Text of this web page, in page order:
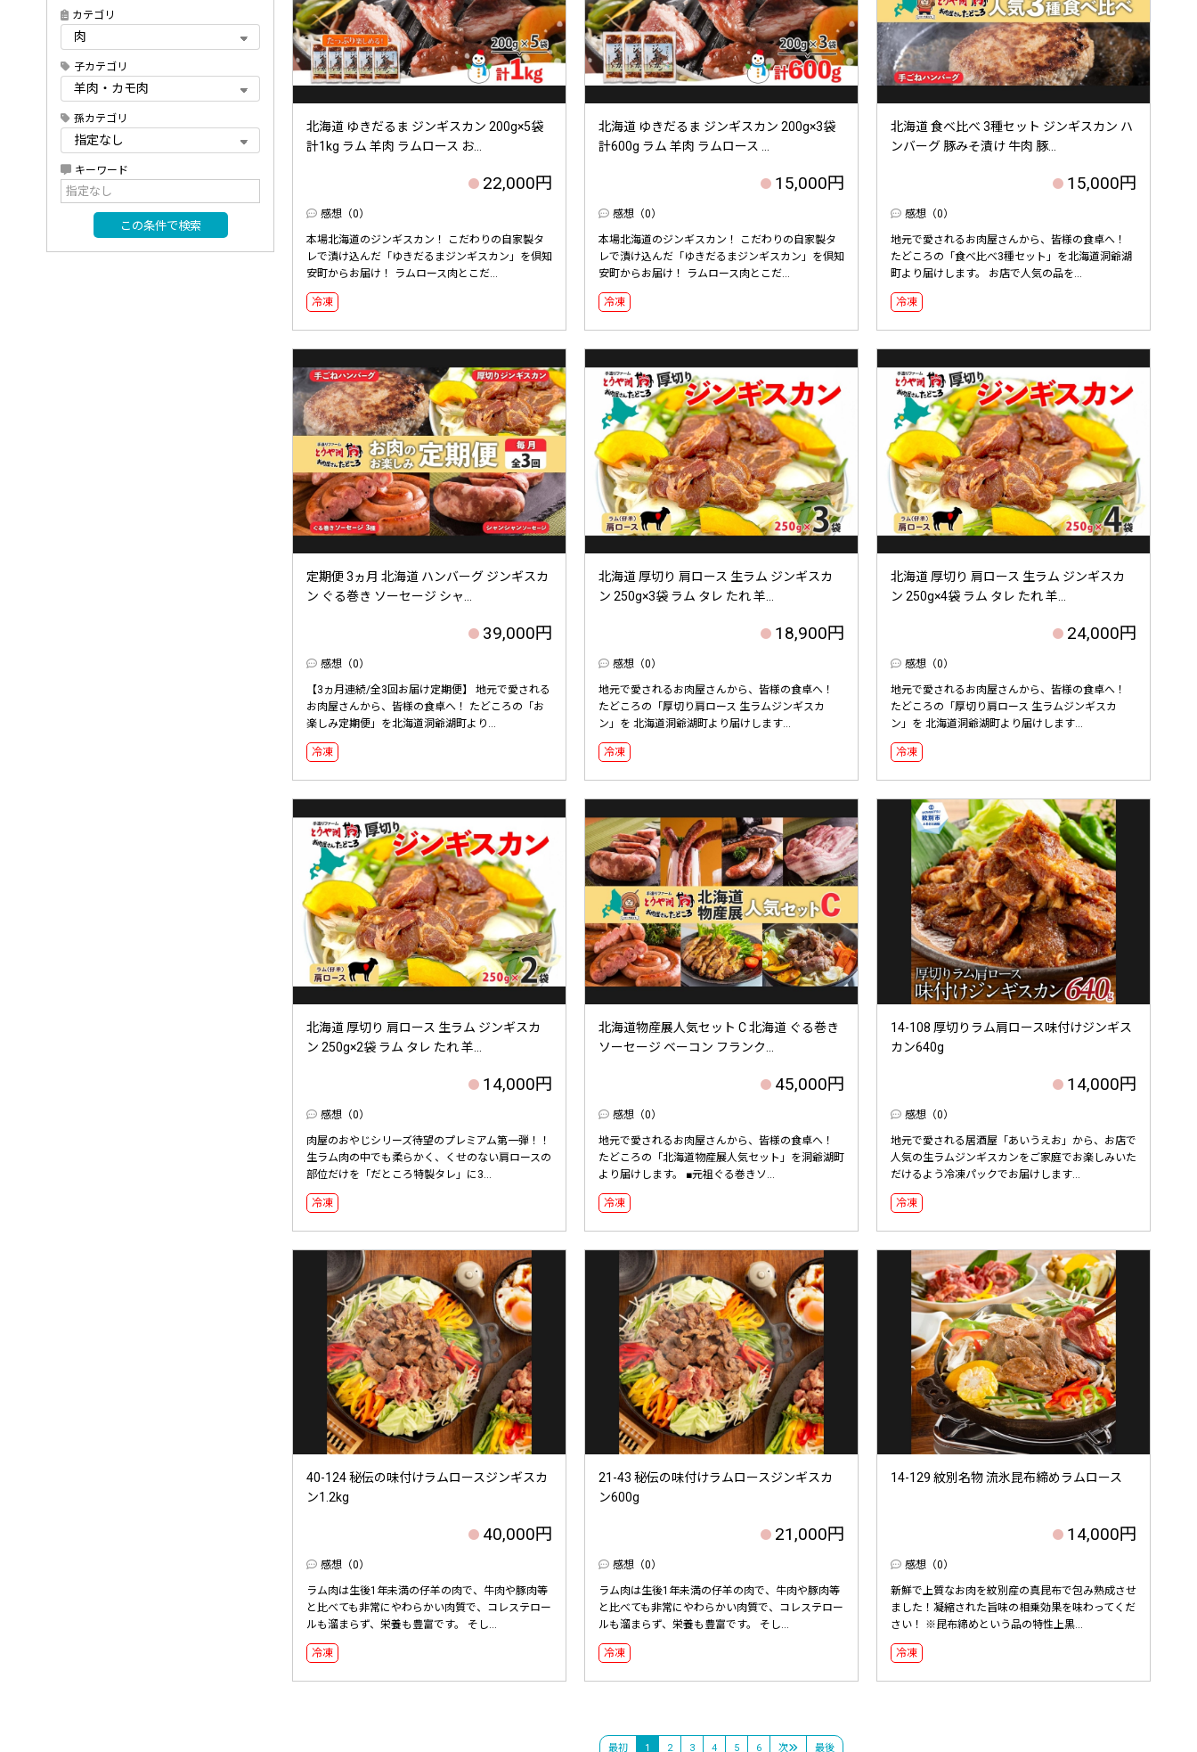
北海道 ゆきだるま ジンギスカン 200g×5袋
計1kg ラム 羊肉 ラムロース お...
22,000円
感想（0）
本場北海道のジンギスカン！ こだわりの自家製タ
レで漬け込んだ「ゆきだるまジンギスカン」を倶知
安町からお届け！ ラムロース肉とこだ...
冷凍
北海道 ゆきだるま ジンギスカン 200g×3袋
計600g ラム 羊肉 ラムロース ...
15,000円
感想（0）
本場北海道のジンギスカン！ こだわりの自家製タ
レで漬け込んだ「ゆきだるまジンギスカン」を倶知
安町からお届け！ ラムロース肉とこだ...
冷凍
北海道 食べ比べ 3種セット ジンギスカン ハ
ンバーグ 豚みそ漬け 牛肉 豚...
15,000円
感想（0）
地元で愛されるお肉屋さんから、皆様の食卓へ！
たどころの「食べ比べ3種セット」を北海道洞爺湖
町より届けします。 お店で人気の品を...
冷凍
定期便 3ヵ月 北海道 ハンバーグ ジンギスカ
ン ぐる巻き ソーセージ シャ...
39,000円
感想（0）
【3ヵ月連続/全3回お届け定期便】 地元で愛される
お肉屋さんから、皆様の食卓へ！ たどころの「お
楽しみ定期便」を北海道洞爺湖町より...
冷凍
北海道 厚切り 肩ロース 生ラム ジンギスカ
ン 250g×3袋 ラム タレ たれ 羊...
18,900円
感想（0）
地元で愛されるお肉屋さんから、皆様の食卓へ！
たどころの「厚切り肩ロース 生ラムジンギスカ
ン」を 北海道洞爺湖町より届けします...
冷凍
北海道 厚切り 肩ロース 生ラム ジンギスカ
ン 250g×4袋 ラム タレ たれ 羊...
24,000円
感想（0）
地元で愛されるお肉屋さんから、皆様の食卓へ！
たどころの「厚切り肩ロース 生ラムジンギスカ
ン」を 北海道洞爺湖町より届けします...
冷凍
北海道 厚切り 肩ロース 生ラム ジンギスカ
ン 250g×2袋 ラム タレ たれ 羊...
14,000円
感想（0）
肉屋のおやじシリーズ待望のプレミアム第一弾！！
生ラム肉の中でも柔らかく、くせのない肩ロースの
部位だけを「だところ特製タレ」に3...
冷凍
北海道物産展人気セット C 北海道 ぐる巻き
ソーセージ ベーコン フランク...
45,000円
感想（0）
地元で愛されるお肉屋さんから、皆様の食卓へ！
たどころの「北海道物産展人気セット」を洞爺湖町
より届けします。 ■元祖ぐる巻きソ...
冷凍
14-108 厚切りラム肩ロース味付けジンギス
カン640g
14,000円
感想（0）
地元で愛される居酒屋「あいうえお」から、お店で
人気の生ラムジンギスカンをご家庭でお楽しみいた
だけるよう冷凍パックでお届けします...
冷凍
40-124 秘伝の味付けラムロースジンギスカ
ン1.2kg
40,000円
感想（0）
ラム肉は生後1年未満の仔羊の肉で、牛肉や豚肉等
と比べても非常にやわらかい肉質で、コレステロー
ルも溜まらず、栄養も豊富です。 そし...
冷凍
21-43 秘伝の味付けラムロースジンギスカ
ン600g
21,000円
感想（0）
ラム肉は生後1年未満の仔羊の肉で、牛肉や豚肉等
と比べても非常にやわらかい肉質で、コレステロー
ルも溜まらず、栄養も豊富です。 そし...
冷凍
14-129 紋別名物 流氷昆布締めラムロース
14,000円
感想（0）
新鮮で上質なお肉を紋別産の真昆布で包み熟成させ
ました！凝縮された旨味の相乗効果を味わってくだ
さい！ ※昆布締めという品の特性上黒...
冷凍
最初 1 2 3 4 5 6 次 最後
カテゴリ
子カテゴリ
孫カテゴリ
キーワード
この条件で検索